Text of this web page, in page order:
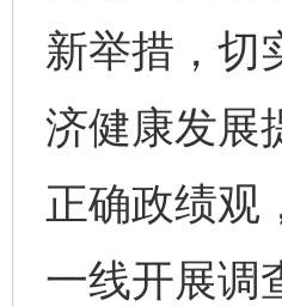
新举措，切
济健康发展
正确政绩观
一线开展调